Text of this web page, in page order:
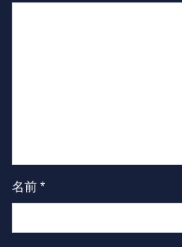
名前 *